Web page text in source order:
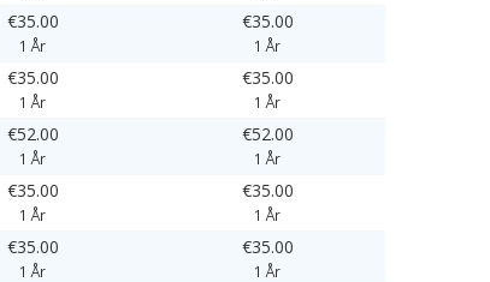
€35.00
1 År
€35.00
1 År
€35.00
1 År
€35.00
1 År
€52.00
1 År
€52.00
1 År
€35.00
1 År
€35.00
1 År
€35.00
1 År
€35.00
1 År